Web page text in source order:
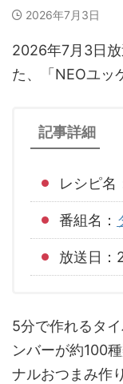
2026年7月3日
2026年7月3日放
た、「NEOユッ
記事詳細
レシピ名
番組名：
放送日：
5分で作れるタ
ンバーが約100
ナルおつまみ作